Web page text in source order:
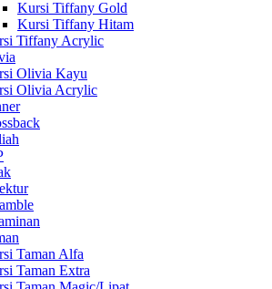
Kursi Tiffany Gold
Kursi Tiffany Hitam
Tiffany Acrylic
Olivia Kayu
Olivia Acrylic
Taman Alfa
Taman Extra